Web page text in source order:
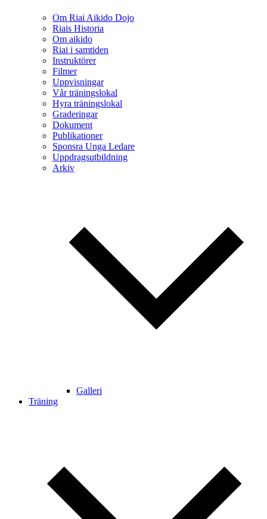
Om Riai Aikido Dojo
Riais Historia
Om aikido
Riai i samtiden
Instruktörer
Filmer
Uppvisningar
Vår träningslokal
Hyra träningslokal
Graderingar
Dokument
Publikationer
Sponsra Unga Ledare
Uppdragsutbildning
Arkiv
Galleri
Träning